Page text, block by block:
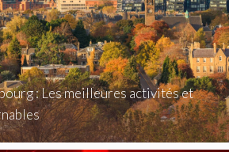
: Les meilleures activités et